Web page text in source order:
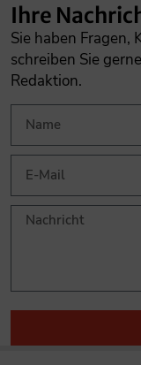
Ihre
Sie haben Fragen,
schreiben Sie
Redaktion.